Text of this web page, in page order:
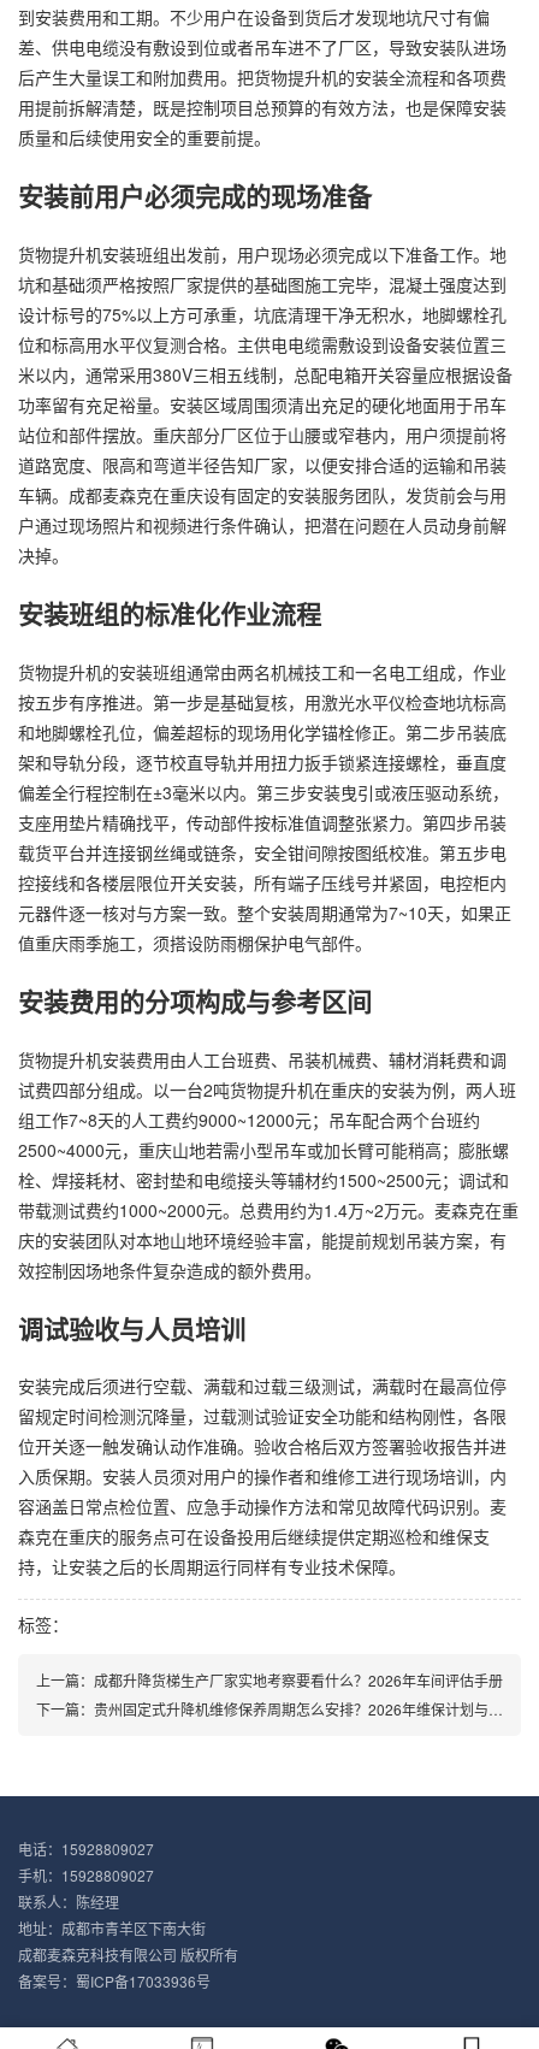
到安装费用和工期。不少用户在设备到货后才发现地坑尺寸有偏
差、供电电缆没有敷设到位或者吊车进不了厂区，导致安装队进场
后产生大量误工和附加费用。把货物提升机的安装全流程和各项费
用提前拆解清楚，既是控制项目总预算的有效方法，也是保障安装
质量和后续使用安全的重要前提。
安装前用户必须完成的现场准备
货物提升机安装班组出发前，用户现场必须完成以下准备工作。地
坑和基础须严格按照厂家提供的基础图施工完毕，混凝土强度达到
设计标号的75%以上方可承重，坑底清理干净无积水，地脚螺栓孔
位和标高用水平仪复测合格。主供电电缆需敷设到设备安装位置三
米以内，通常采用380V三相五线制，总配电箱开关容量应根据设备
功率留有充足裕量。安装区域周围须清出充足的硬化地面用于吊车
站位和部件摆放。重庆部分厂区位于山腰或窄巷内，用户须提前将
道路宽度、限高和弯道半径告知厂家，以便安排合适的运输和吊装
车辆。成都麦森克在重庆设有固定的安装服务团队，发货前会与用
户通过现场照片和视频进行条件确认，把潜在问题在人员动身前解
决掉。
安装班组的标准化作业流程
货物提升机的安装班组通常由两名机械技工和一名电工组成，作业
按五步有序推进。第一步是基础复核，用激光水平仪检查地坑标高
和地脚螺栓孔位，偏差超标的现场用化学锚栓修正。第二步吊装底
架和导轨分段，逐节校直导轨并用扭力扳手锁紧连接螺栓，垂直度
偏差全行程控制在±3毫米以内。第三步安装曳引或液压驱动系统，
支座用垫片精确找平，传动部件按标准值调整张紧力。第四步吊装
载货平台并连接钢丝绳或链条，安全钳间隙按图纸校准。第五步电
控接线和各楼层限位开关安装，所有端子压线号并紧固，电控柜内
元器件逐一核对与方案一致。整个安装周期通常为7~10天，如果正
值重庆雨季施工，须搭设防雨棚保护电气部件。
安装费用的分项构成与参考区间
货物提升机安装费用由人工台班费、吊装机械费、辅材消耗费和调
试费四部分组成。以一台2吨货物提升机在重庆的安装为例，两人班
组工作7~8天的人工费约9000~12000元；吊车配合两个台班约
2500~4000元，重庆山地若需小型吊车或加长臂可能稍高；膨胀螺
栓、焊接耗材、密封垫和电缆接头等辅材约1500~2500元；调试和
带载测试费约1000~2000元。总费用约为1.4万~2万元。麦森克在重
庆的安装团队对本地山地环境经验丰富，能提前规划吊装方案，有
效控制因场地条件复杂造成的额外费用。
调试验收与人员培训
安装完成后须进行空载、满载和过载三级测试，满载时在最高位停
留规定时间检测沉降量，过载测试验证安全功能和结构刚性，各限
位开关逐一触发确认动作准确。验收合格后双方签署验收报告并进
入质保期。安装人员须对用户的操作者和维修工进行现场培训，内
容涵盖日常点检位置、应急手动操作方法和常见故障代码识别。麦
森克在重庆的服务点可在设备投用后继续提供定期巡检和维保支
持，让安装之后的长周期运行同样有专业技术保障。
标签：
上一篇： 成都升降货梯生产厂家实地考察要看什么？2026年车间评估手册
下一篇： 贵州固定式升降机维修保养周期怎么安排？2026年维保计划与费用参考
电话：15928809027
手机：15928809027
联系人：陈经理
地址：成都市青羊区下南大街
成都麦森克科技有限公司 版权所有
备案号： 蜀ICP备17033936号